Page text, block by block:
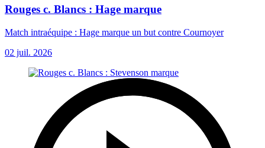
Rouges c. Blancs : Hage marque
Match intraéquipe : Hage marque un but contre Cournoyer
02 juil. 2026